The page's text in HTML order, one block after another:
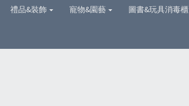
禮品&裝飾 寵物&園藝 圖書&玩具消毒櫃